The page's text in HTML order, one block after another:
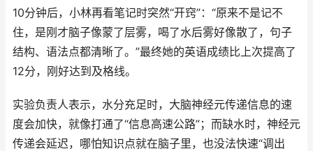
10分钟后，小林再看笔记时突然“开窍”：“原来不是记不
住，是刚才脑子像蒙了层雾，喝了水后雾好像散了，句子
结构、语法点都清晰了。”最终她的英语成绩比上次提高了
12分，刚好达到及格线。
实验负责人表示，水分充足时，大脑神经元传递信息的速
度会加快，就像打通了“信息高速公路”；而缺水时，神经元
传递会延迟，哪怕知识点就在脑子里，也没法快速“调出